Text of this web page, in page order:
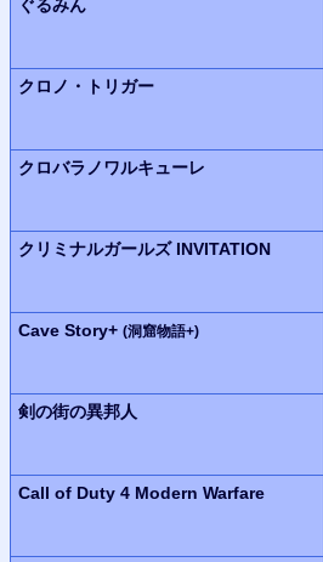
ぐるみん
クロノ・トリガー
クロバラノワルキューレ
クリミナルガールズ INVITATION
Cave Story+ (洞窟物語+)
剣の街の異邦人
Call of Duty 4 Modern Warfare